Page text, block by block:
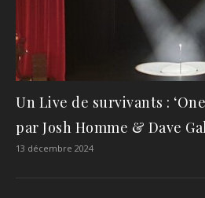
Un Live de survivants :
par Josh Homme & Dave
13 décembre 2024